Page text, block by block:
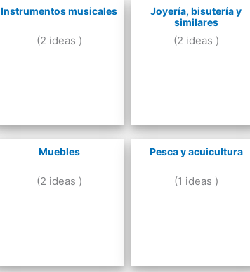
Instrumentos musicales
(2 ideas )
Joyería, bisutería y
similares
(2 ideas )
Muebles
(2 ideas )
Pesca y acuicultura
(1 ideas )